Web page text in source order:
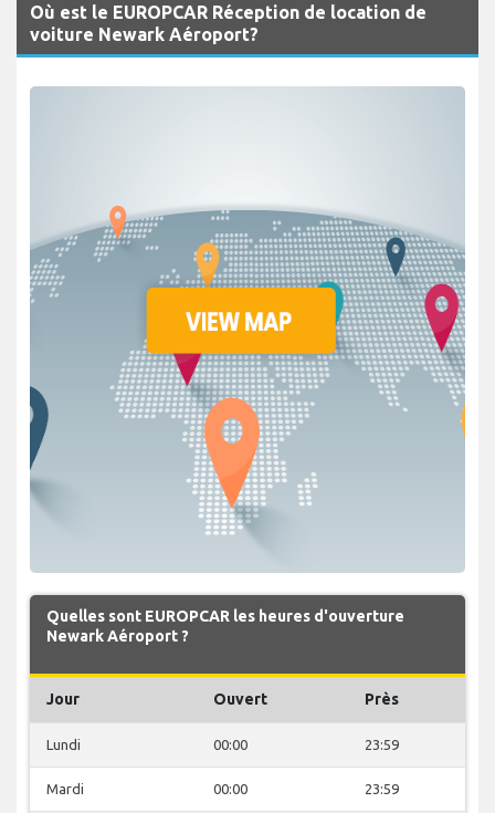
Où est le EUROPCAR Réception de location de
voiture Newark Aéroport?
Quelles sont EUROPCAR les heures d'ouverture
Newark Aéroport ?
Jour Ouvert Près
Lundi 00:00 23:59
Mardi 00:00 23:59